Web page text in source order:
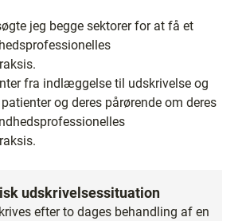
jeg begge sektorer for at få et
fra indlæggelse til udskrivelse og
og deres pårørende om deres
udskrivelsessituation
efter to dages behandling af en